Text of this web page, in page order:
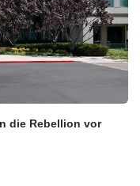
die Rebellion vor